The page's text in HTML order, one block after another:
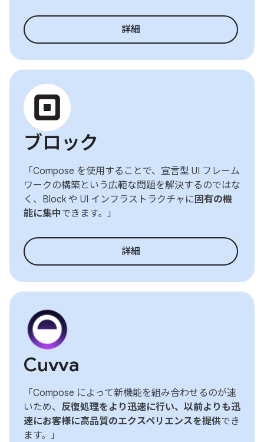
詳細
ブロック
「Compose を使用することで、宣言型 UI フレーム
ワークの構築という広範な問題を解決するのではな
く、Block や UI インフラストラクチャに 固有の機
能に集中できます。」
詳細
Cuvva
「Compose によって新機能を組み合わせるのが速
いため、 反復処理をより迅速に行い、以前よりも迅
速にお客様に高品質のエクスペリエンスを提供でき
ます。」